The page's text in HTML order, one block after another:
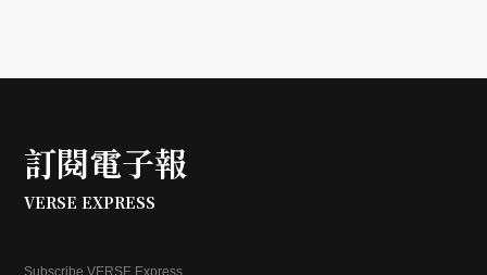
訂閱電子報
VERSE EXPRESS